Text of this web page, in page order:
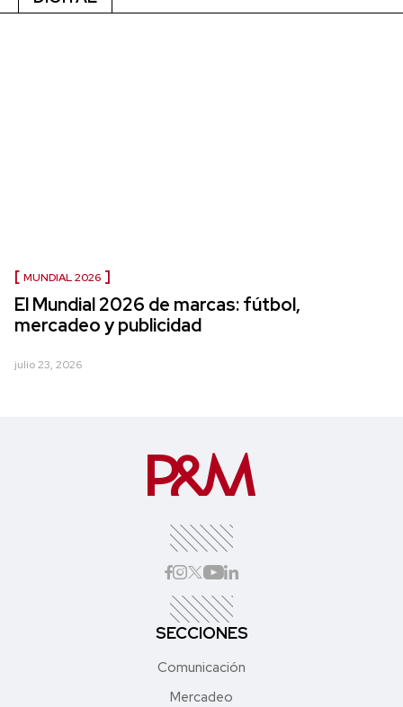
MUNDIAL 2026
El Mundial 2026 de marcas: fútbol,
mercadeo y publicidad
julio 23, 2026
SECCIONES
Comunicación
Mercadeo